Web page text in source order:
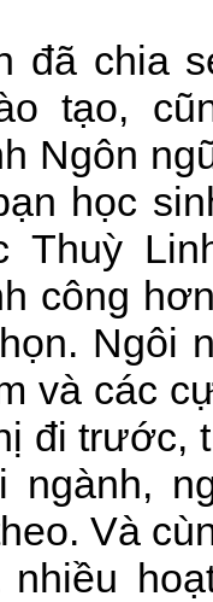
đã chia
tạo,
Ngôn
học
Thuỳ
công
Ngôi
và các
đi trước,
ngành,
Và